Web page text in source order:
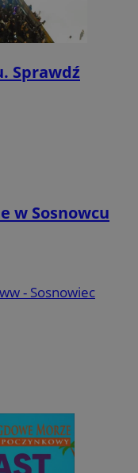
Sprawdź
w Sosnowcu
- Sosnowiec